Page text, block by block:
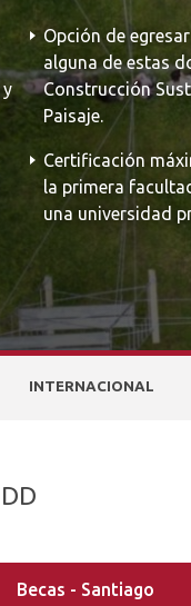
Opción de
alguna de estas
Construcción
Paisaje.
Certificación
la primera
una universidad
INTERNACIONAL
Becas - Santiago